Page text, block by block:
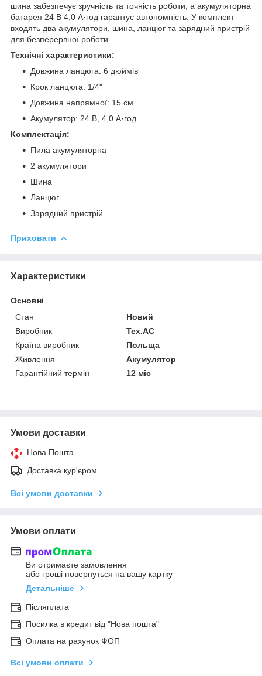
шина забезпечує зручність та точність роботи, а акумуляторна
батарея 24 В 4,0 А·год гарантує автономність. У комплект
входять два акумулятори, шина, ланцюг та зарядний пристрій
для безперервної роботи.
Технічні характеристики:
Довжина ланцюга: 6 дюймів
Крок ланцюга: 1/4"
Довжина напрямної: 15 см
Акумулятор: 24 В, 4,0 А·год
Комплектація:
Пила акумуляторна
2 акумулятори
Шина
Ланцюг
Зарядний пристрій
Приховати
Характеристики
Основні
Стан
Новий
Виробник
Tex.AC
Країна виробник
Польща
Живлення
Акумулятор
Гарантійний термін
12 міс
Умови доставки
Нова Пошта
Доставка кур'єром
Всі умови доставки
Умови оплати
Ви отримаєте замовлення
або гроші повернуться на вашу картку
Детальніше
Післяплата
Посилка в кредит від "Нова пошта"
Оплата на рахунок ФОП
Всі умови оплати